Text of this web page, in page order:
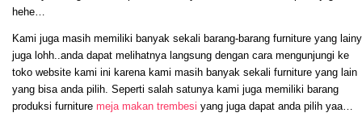
hehe…
Kami juga masih memiliki banyak sekali barang-barang furniture yang
juga lohh..anda dapat melihatnya langsung dengan cara mengunjungi ke
toko website kami ini karena kami masih banyak sekali furniture yang lain
yang bisa anda pilih. Seperti salah satunya kami juga memiliki barang
produksi furniture meja makan trembesi yang juga dapat anda pilih yaa…